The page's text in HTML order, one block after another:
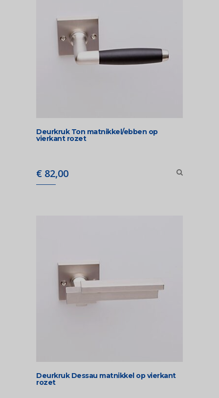
Deurkruk Ton matnikkel/ebben op
vierkant rozet
€ 82,00
Deurkruk Dessau matnikkel op vierkant
rozet